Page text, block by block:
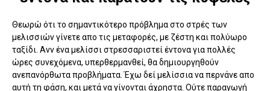
Θεωρώ ότι το σημαντικότερο πρόβλημα στο στρές των
μελισσιών γίνετε απο τις μεταφορές, με ζέστη και πολύωρο
ταξίδι. Ανν ένα μελίσσι στρεσσαριστεί έντονα για πολλές
ώρες συνεχόμενα, υπερθερμανθεί, θα δημιουργηθούν
ανεπανόρθωτα προβλήματα. Έχω δεί μελίσσια να περνάνε απο
αυτή τη φάση, και μετά να γίνονται άχρηστα. Ούτε παραγωγή